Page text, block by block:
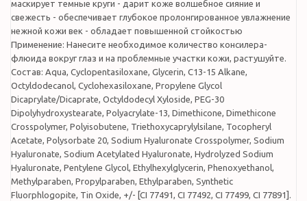
маскирует темные круги - дарит коже волшебное сияние и
свежесть - обеспечивает глубокое пролонгированное увлажнение
нежной кожи век - обладает повышенной стойкостью
Применение: Нанесите необходимое количество консилера-
флюида вокруг глаз и на проблемные участки кожи, растушуйте.
Состав: Aqua, Cyclopentasiloxane, Glycerin, C13-15 Alkane,
Octyldodecanol, Cyclohexasiloxane, Propylene Glycol
Dicaprylate/Dicaprate, Octyldodecyl Xyloside, PEG-30
Dipolyhydroxystearate, Polyacrylate-13, Dimethicone, Dimethicone
Crosspolymer, Polyisobutene, Triethoxycaprylylsilane, Tocopheryl
Acetate, Polysorbate 20, Sodium Hyaluronate Crosspolymer, Sodium
Hyaluronate, Sodium Acetylated Hyaluronate, Hydrolyzed Sodium
Hyaluronate, Pentylene Glycol, Ethylhexylglycerin, Phenoxyethanol,
Methylparaben, Propylparaben, Ethylparaben, Synthetic
Fluorphlogopite, Tin Oxide, +/- [CI 77491, CI 77492, CI 77499, CI 77891].